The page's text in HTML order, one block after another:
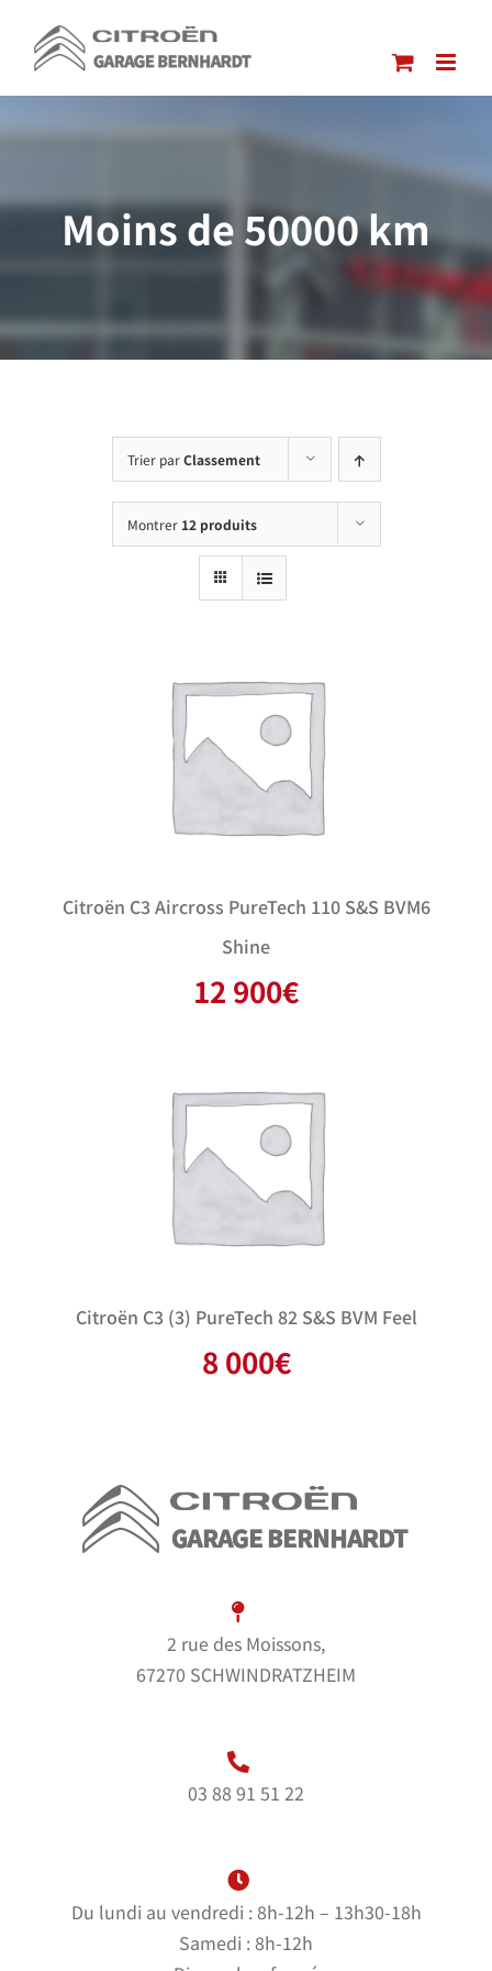
contenu
Moins de 50000 km
Trier parClassement
Montrer 12 produits
Citroën C3 Aircross PureTech 110 S&S BVM6
Shine
12 900€
Citroën C3 (3) PureTech 82 S&S BVM Feel
8 000€
2 rue des Moissons,
67270 SCHWINDRATZHEIM
03 88 91 51 22
Du lundi au vendredi : 8h-12h – 13h30-18h
Samedi : 8h-12h